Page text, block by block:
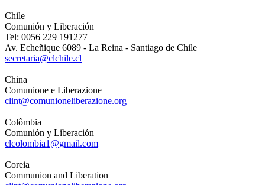
Chile
Comunión y Liberación
Tel: 0056 229 191277
Av. Echeñique 6089 - La Reina - Santiago de Chile
secretaria@clchile.cl
China
Comunione e Liberazione
clint@comunioneliberazione.org
Colômbia
Comunión y Liberación
clcolombia1@gmail.com
Coreia
Communion and Liberation